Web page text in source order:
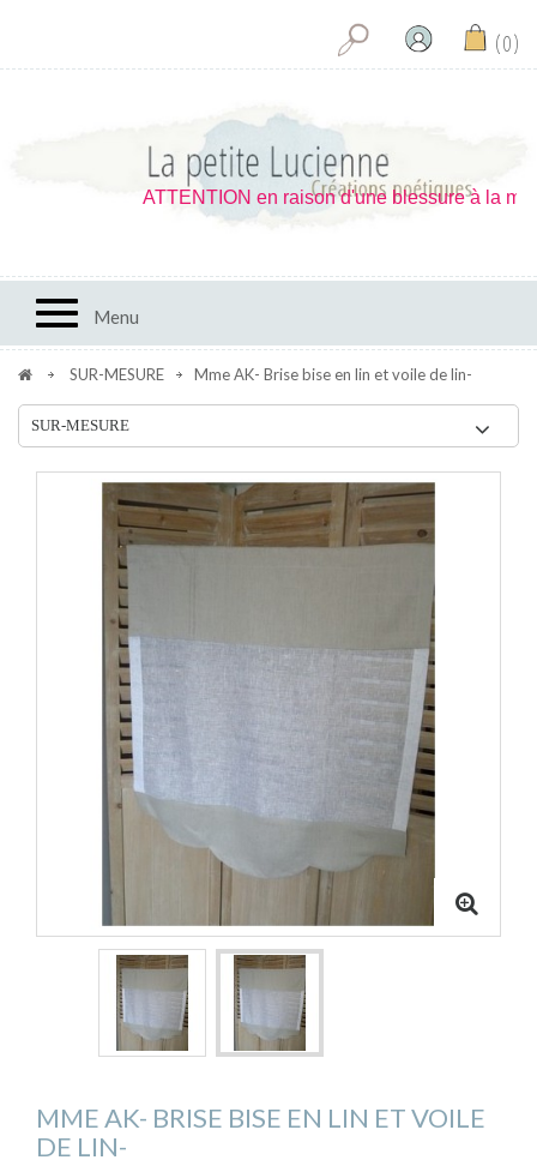
0
Toggle navigation
Menu
ATTENTION en raison d'une blessure à la
SUR-MESURE Mme AK- Brise bise en lin et voile de lin-
SUR-MESURE
MME AK- BRISE BISE EN LIN ET VOILE
DE LIN-